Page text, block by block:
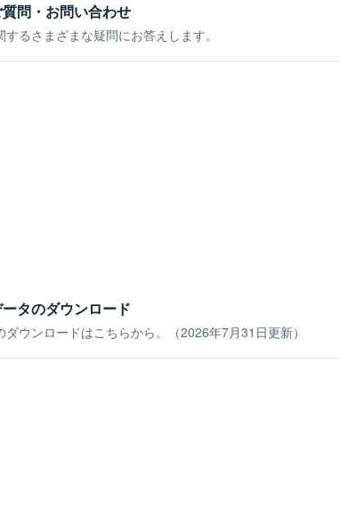
問・お問い合わせ
るさまざまな疑問にお答えします。
タのダウンロード
ダウンロードはこちらから。（2026年7月31日更新）